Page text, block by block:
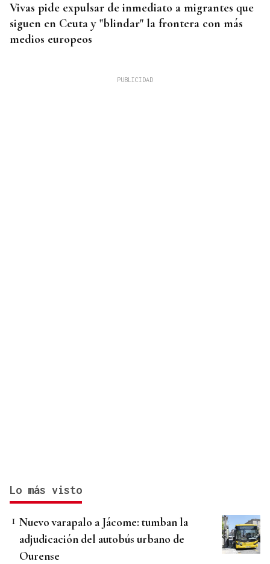
Vivas pide expulsar de inmediato a migrantes que
siguen en Ceuta y "blindar" la frontera con más
medios europeos
Lo más visto
Nuevo varapalo a Jácome: tumban la
adjudicación del autobús urbano de
Ourense